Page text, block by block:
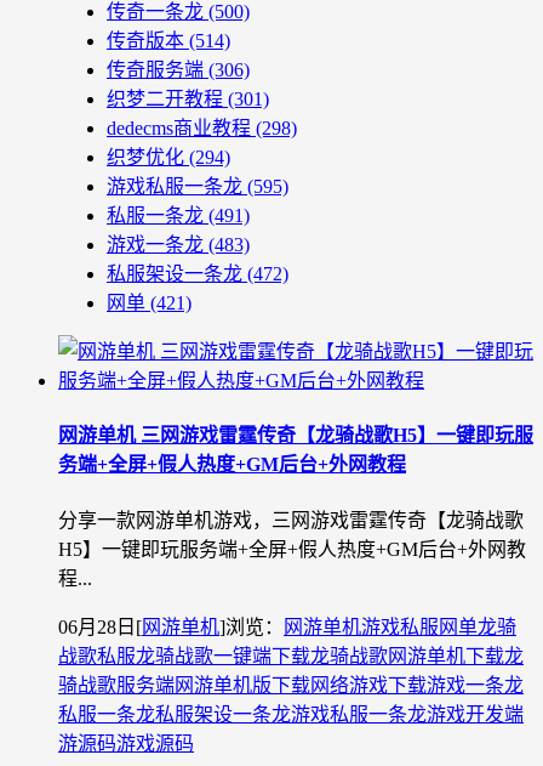
传奇一条龙 (500)
传奇版本 (514)
传奇服务端 (306)
织梦二开教程 (301)
dedecms商业教程 (298)
织梦优化 (294)
游戏私服一条龙 (595)
私服一条龙 (491)
游戏一条龙 (483)
私服架设一条龙 (472)
网单 (421)
网游单机 三网游戏雷霆传奇【龙骑战歌H5】一键即玩服
务端+全屏+假人热度+GM后台+外网教程
分享一款网游单机游戏，三网游戏雷霆传奇【龙骑战歌
H5】一键即玩服务端+全屏+假人热度+GM后台+外网教
程...
06月28日 [网游单机]浏览： 网游单机游戏私服 网单龙骑
战歌私服龙骑战歌一键端下载龙骑战歌网游单机下载龙
骑战歌服务端网游单机版下载网络游戏下载游戏一条龙
私服一条龙私服架设一条龙游戏私服一条龙游戏开发端
游源码游戏源码